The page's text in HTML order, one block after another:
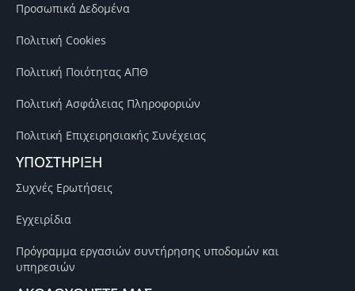
Προσωπικά Δεδομένα
Πολιτική Cookies
Πολιτική Ποιότητας ΑΠΘ
Πολιτική Ασφάλειας Πληροφοριών
Πολιτική Επιχειρησιακής Συνέχειας
ΥΠΟΣΤΗΡΙΞΗ
Συχνές Ερωτήσεις
Εγχειρίδια
Πρόγραμμα εργασιών συντήρησης υποδομών και
υπηρεσιών